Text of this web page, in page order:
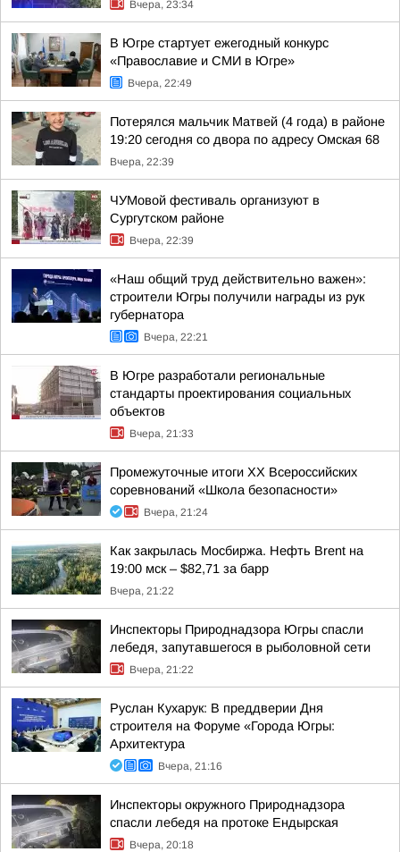
Вчера, 23:34
В Югре стартует ежегодный конкурс
«Православие и СМИ в Югре»
Вчера, 22:49
Потерялся мальчик Матвей (4 года) в районе
19:20 сегодня со двора по адресу Омская 68
Вчера, 22:39
ЧУМовой фестиваль организуют в
Сургутском районе
Вчера, 22:39
«Наш общий труд действительно важен»:
строители Югры получили награды из рук
губернатора
Вчера, 22:21
В Югре разработали региональные
стандарты проектирования социальных
объектов
Вчера, 21:33
Промежуточные итоги XX Всероссийских
соревнований «Школа безопасности»
Вчера, 21:24
Как закрылась Мосбиржа. Нефть Brent на
19:00 мск – $82,71 за барр
Вчера, 21:22
Инспекторы Природнадзора Югры спасли
лебедя, запутавшегося в рыболовной сети
Вчера, 21:22
Руслан Кухарук: В преддверии Дня
строителя на Форуме «Города Югры:
Архитектура
Вчера, 21:16
Инспекторы окружного Природнадзора
спасли лебедя на протоке Ендырская
Вчера, 20:18